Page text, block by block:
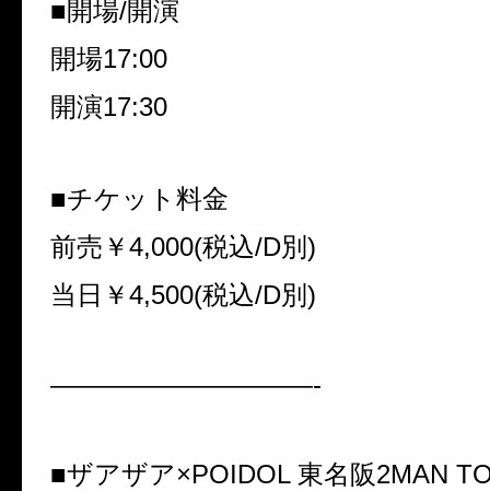
■開場/開演
開場17:00
開演17:30
■チケット料金
前売￥4,000(税込/D別 )
当日￥4,500(税込/D別 )
——————————-
■ザアザア×POIDOL 東名阪2MAN